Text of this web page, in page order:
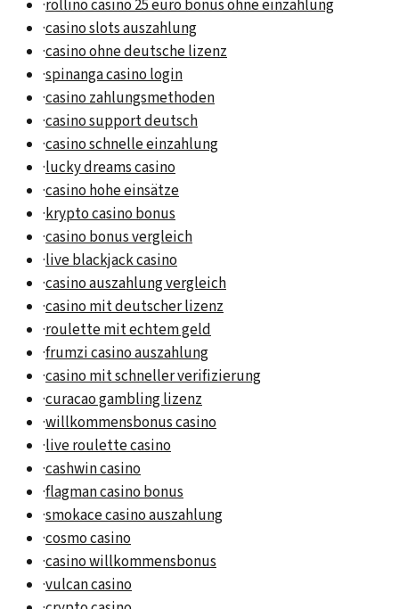
·rollino casino 25 euro bonus ohne einzahlung
·casino slots auszahlung
·casino ohne deutsche lizenz
·spinanga casino login
·casino zahlungsmethoden
·casino support deutsch
·casino schnelle einzahlung
·lucky dreams casino
·casino hohe einsätze
·krypto casino bonus
·casino bonus vergleich
·live blackjack casino
·casino auszahlung vergleich
·casino mit deutscher lizenz
·roulette mit echtem geld
·frumzi casino auszahlung
·casino mit schneller verifizierung
·curacao gambling lizenz
·willkommensbonus casino
·live roulette casino
·cashwin casino
·flagman casino bonus
·smokace casino auszahlung
·cosmo casino
·casino willkommensbonus
·vulcan casino